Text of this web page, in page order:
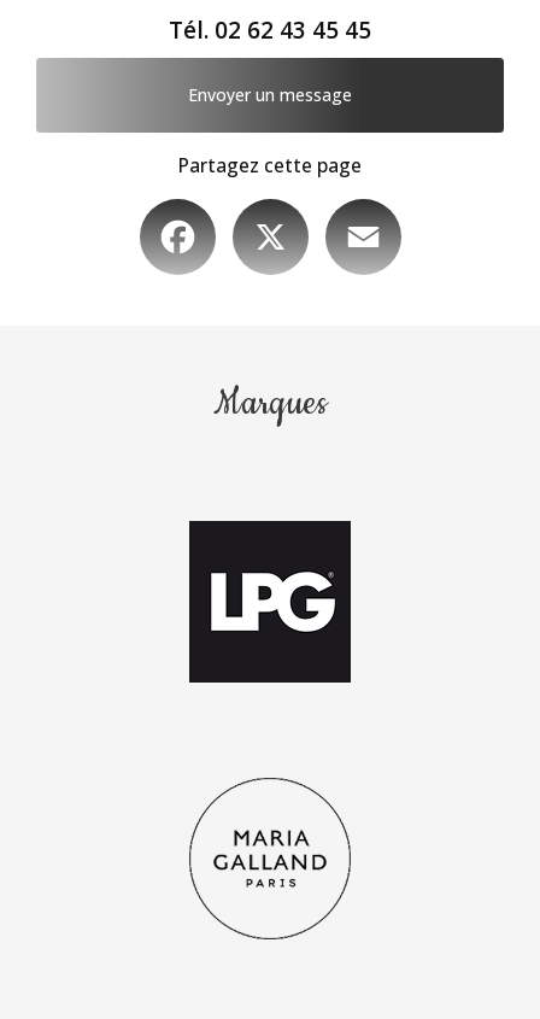
Tél. 02 62 43 45 45
Envoyer un message
Partagez cette page
Facebook
Marques